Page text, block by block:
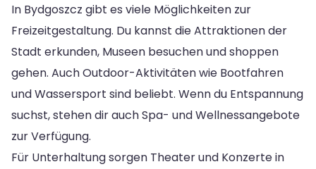
In Bydgoszcz gibt es viele Möglichkeiten zur
Freizeitgestaltung. Du kannst die Attraktionen der
Stadt erkunden, Museen besuchen und shoppen
gehen. Auch Outdoor-Aktivitäten wie Bootfahren
und Wassersport sind beliebt. Wenn du Entspannung
suchst, stehen dir auch Spa- und Wellnessangebote
zur Verfügung.
Für Unterhaltung sorgen Theater und Konzerte in